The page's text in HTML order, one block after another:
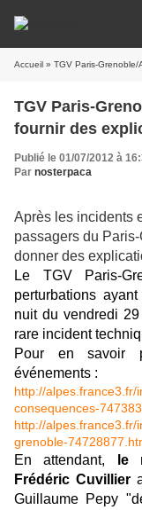
Accueil » TGV Paris-
TGV Paris-
fournir des
Publié le 01/07/2012 à
Par nosterpaca
Après les incidents
passagers du
donner des
Le TGV Paris-
perturbations
nuit du vendredi
rare incident
Pour en savoir
événements :
http://
consequences-
http://
grenoble-
En attendant,
le
Frédéric Cuvilliera
Guillaume Pepy